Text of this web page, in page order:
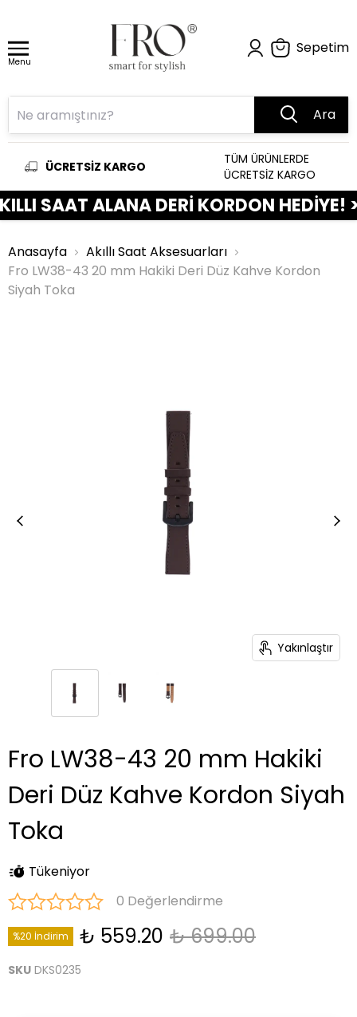
Menu
Sepetim
Ara
ÜCRETSİZ KARGO
TÜM ÜRÜNLERDE
ÜCRETSİZ KARGO
ALANA DERİ KORDON HEDİYE! >>>>>
Anasayfa
Akıllı Saat Aksesuarları
Fro LW38-43 20 mm Hakiki Deri Düz Kahve Kordon
Siyah Toka
Yakınlaştır
Fro LW38-43 20 mm Hakiki
Deri Düz Kahve Kordon Siyah
Toka
Tükeniyor
0 Değerlendirme
%20 İndirim ₺ 559.20 ₺ 699.00
SKU DKS0235